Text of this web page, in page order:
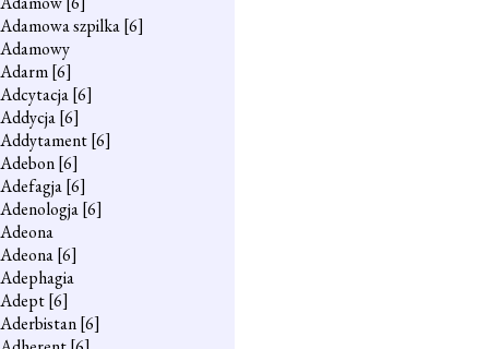
Adamowa szpilka[6]
Adamowy
Adarm[6]
Adcytacja[6]
Addycja[6]
Addytament[6]
Adebon[6]
Adefagja[6]
Adenologja[6]
Adeona
Adeona[6]
Adephagia
Adept[6]
Aderbistan[6]